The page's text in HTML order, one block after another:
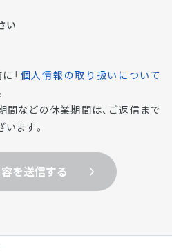
い
「個人情報の取り扱いについて
間などの休業期間は、ご返信まで
ます。
を送信する